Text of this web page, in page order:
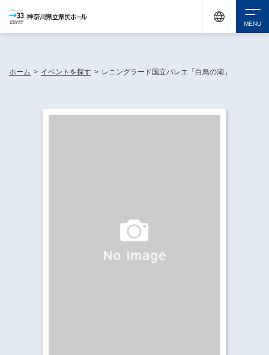
ホーム > イベントを探す > レニングラード国立バレエ「白鳥の湖」